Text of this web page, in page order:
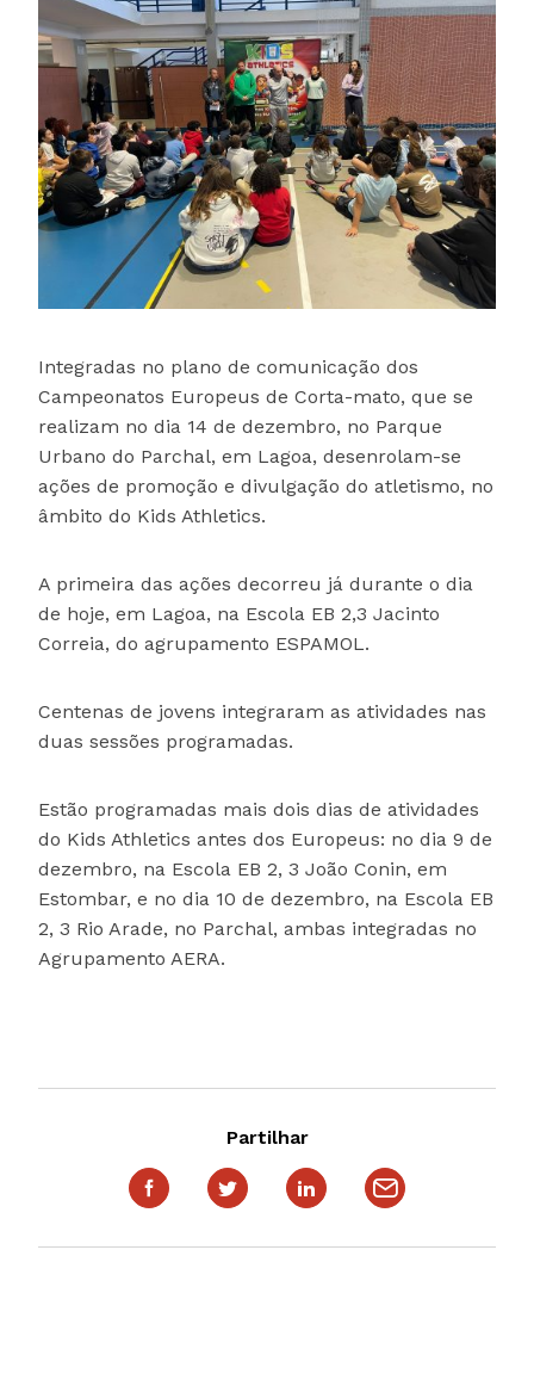
Integradas no plano de comunicação dos
Campeonatos Europeus de Corta-mato, que se
realizam no dia 14 de dezembro, no Parque
Urbano do Parchal, em Lagoa, desenrolam-se
ações de promoção e divulgação do atletismo, no
âmbito do Kids Athletics.
A primeira das ações decorreu já durante o dia
de hoje, em Lagoa, na Escola EB 2,3 Jacinto
Correia, do agrupamento ESPAMOL.
Centenas de jovens integraram as atividades nas
duas sessões programadas.
Estão programadas mais dois dias de atividades
do Kids Athletics antes dos Europeus: no dia 9 de
dezembro, na Escola EB 2, 3 João Conin, em
Estombar, e no dia 10 de dezembro, na Escola EB
2, 3 Rio Arade, no Parchal, ambas integradas no
Agrupamento AERA.
Partilhar